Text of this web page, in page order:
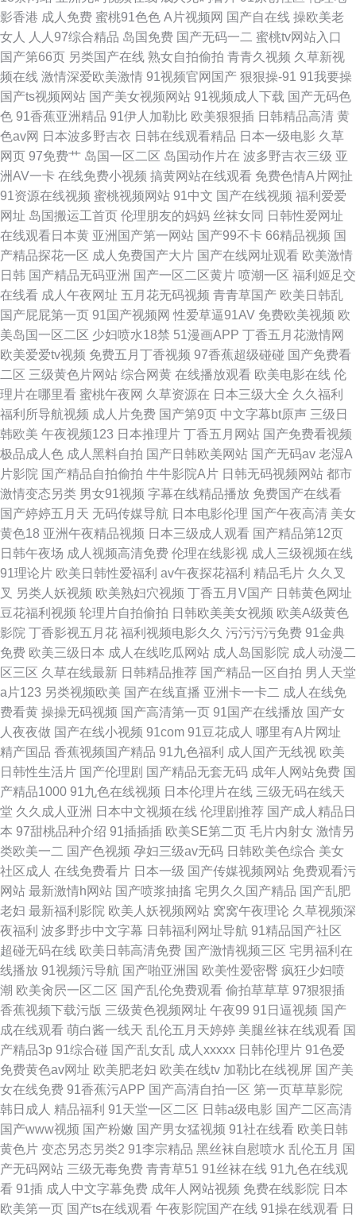
影香港 成人免费 蜜桃91色色 A片视频网 国产自在线 操欧美老
女人
人人97综合精品 岛国免费 国产无码一二 蜜桃tv网站入口
国产第66页 另类国产在线 熟女自拍偷拍 青青久视频 久草新视
频在线 激情深爱欧美激情 91视频官网国产 狠狠操-91 91我要操
国产ts视频网站 国产美女视频网站 91视频成人下载 国产无码色
色 91香蕉亚洲精品 91伊人加勒比 欧美狠狠插 日韩精品高清 黄
色av网 日本波多野吉衣 日韩在线观看精品 日本一级电影 久草
网页 97免费艹 岛国一区二区 岛国动作片在 波多野吉衣三级 亚
洲AV一卡 在线免费小视频 搞黄网站在线观看 免费色情A片网扯
91资源在线视频 蜜桃视频网站 91中文 国产在线视频 福利爱爱
网址 岛国搬运工首页 伦理朋友的妈妈 丝袜女同 日韩性爱网址
在线观看日本黄 亚洲国产第一网站 国产99不卡 66精品视频 国
产精品探花一区 成人免费国产大片 国产在线网址观看 欧美激情
日韩 国产精品无码亚洲 国产一区二区黄片 喷潮一区 福利姬足交
在线看 成人午夜网址 五月花无码视频 青青草国产 欧美日韩乱
国产屁屁第一页 91国产视频网 性爱草逼91AV 免费欧美视频 欧
美岛国一区二区 少妇喷水18禁 51漫画APP 丁香五月花激情网
欧美爱爱tv视频 免费五月丁香视频 97香蕉超级碰碰 国产免费看
二区 三级黄色片网站 综合网黄 在线播放观看 欧美电影在线 伦
理片在哪里看 蜜桃午夜网 久草资源在 日本三级大全 久久福利
福利所导航视频 成人片免费 国产第9页 中文字幕bt原声 三级日
韩欧美 午夜视频123 日本推理片 丁香五月网站 国产免费看视频
极品成人色 成人黑料自拍 国产日韩欧美网站 国产无码av 老湿A
片影院 国产精品自拍偷拍 牛牛影院A片 日韩无码视频网站 都市
激情变态另类 男女91视频 字幕在线精品播放 免费国产在线看
国产婷婷五月天 无码传媒导航 日本电影伦理 国产午夜高清 美女
黄色18 亚洲午夜精品视频 日本三级成人观看 国产精品第12页
日韩午夜场 成人视频高清免费 伦理在线影视 成人三级视频在线
91理论片 欧美日韩性爱福利 av午夜探花福利 精品毛片 久久叉
叉 另类人妖视频 欧美熟妇穴视频 丁香五月V国产 日韩黄色网址
豆花福利视频 轮理片自拍偷拍 日韩欧美美女视频 欧美A级黄色
影院 丁香影视五月花 福利视频电影久久 污污污污免费 91金典
免费 欧美三级日本 成人在线吃瓜网站 成人岛国影院 成人动漫二
区三区 久草在线最新 日韩精品推荐 国产精品一区自拍 男人天堂
a片123 另类视频欧美 国产在线直播 亚洲卡一卡二 成人在线免
费看黄 操操无码视频 国产高清第一页 91国产在线播放 国产女
人夜夜做 国产在线小视频 91com 91豆花成人 哪里有A片网址
精产国品 香蕉视频国产精品 91九色福利 成人国产无线视 欧美
日韩性生活片 国产伦理剧 国产精品无套无码 成年人网站免费 国
产精品1000 91九色在线视频 日本伦理片在线 三级无码在线天
堂 久久成人亚洲 日本中文视频在线 伦理剧推荐 国产成人精品日
本 97甜桃品种介绍 91插插插 欧美SE第二页 毛片内射女 激情另
类欧美一二 国产色视频 孕妇三级av无码 日韩欧美色综合 美女
社区成人 在线免费看片 日本一级 国产传媒视频网站 免费观看污
网站 最新激情h网站 国产喷浆抽搐 宅男久久国产精品 国产乱肥
老妇 最新福利影院 欧美人妖视频网站 窝窝午夜理论 久草视频深
夜福利 波多野步中文字幕 日韩福利网址导航 91精品国产社区
超碰无码在线 欧美日韩高清免费 国产激情视频三区 宅男福利在
线播放 91视频污导航 国产啪亚洲国 欧美性爱密臀 疯狂少妇喷
潮 欧美肏屄一区二区 国产乱伦免费观看 偷拍草草草 97狠狠插
香蕉视频下载污版 三级黄色视频网址 午夜99 91日逼视频 国产
成在线观看 萌白酱一线天 乱伦五月天婷婷 美腿丝袜在线观看 国
产精品3p 91综合碰 国产乱女乱 成人xxxxx 日韩伦理片 91色爱
免费黄色av网址 欧美肥老妇 欧美在线tv 加勒比在线视屏 国产美
女在线免费 91香蕉污APP 国产高清自拍一区 第一页草草影院
韩日成人 精品福利 91天堂一区二区 日韩a级电影 国产二区高清
国产www视频 国产粉嫩 国产男女猛视频 91社在线看 欧美日韩
黄色片 变态另态另类2 91李宗精品 黑丝袜自慰喷水 乱伦五月 国
产无码网站 三级无毒免费 青青草51 91丝袜在线 91九色在线观
看 91插 成人中文字幕免费 成年人网站视频 免费在线影院 日本
欧美第一页 国产ts在线观看 午夜影院国产在线 91操在线观看 日